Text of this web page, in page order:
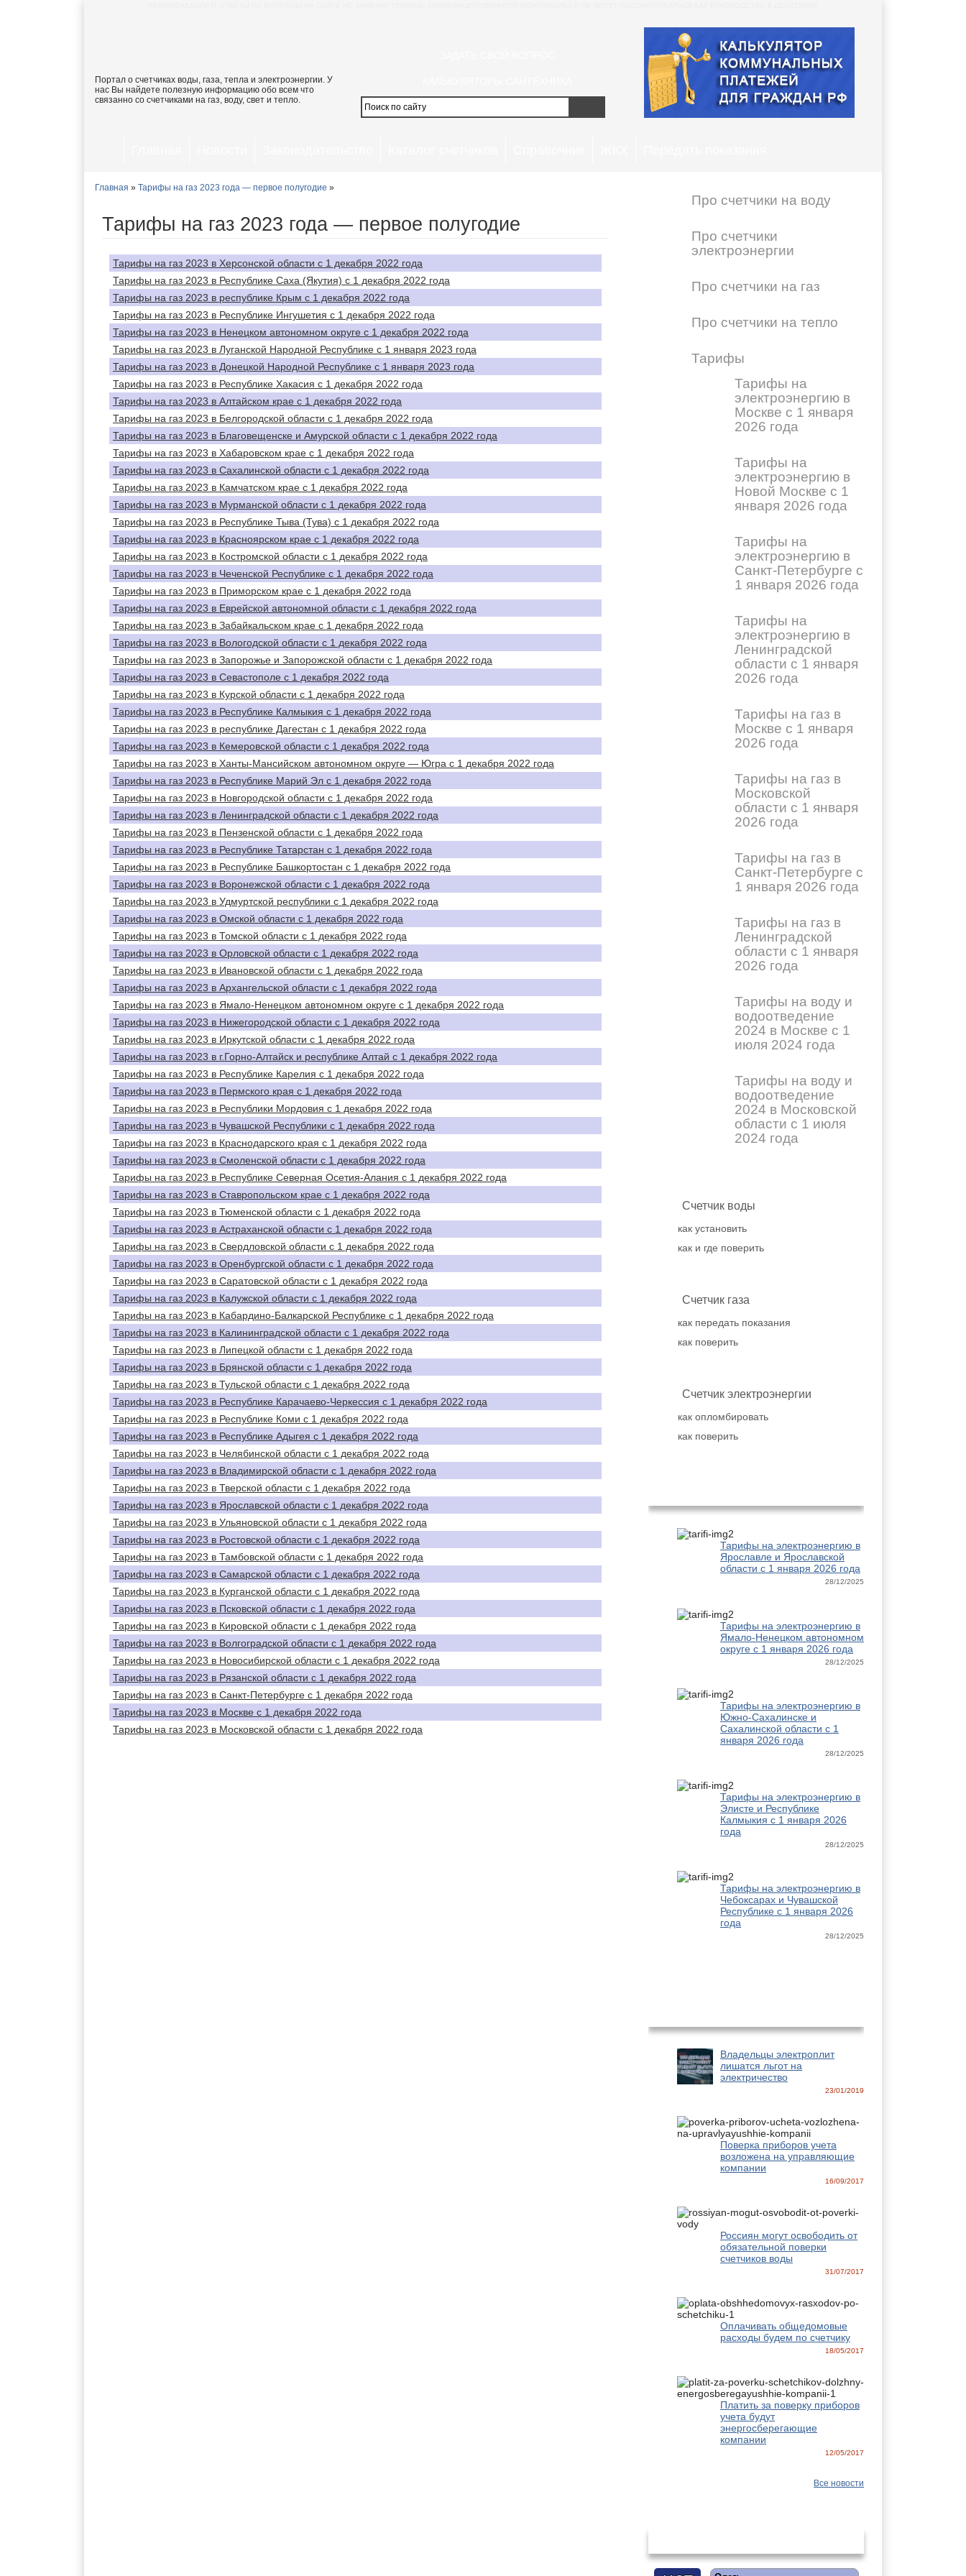
Портал о счетчиках воды, газа, тепла и электроэнергии. У
нас Вы найдете полезную информацию обо всем что
связанно со счетчиками на газ, воду, свет и тепло.
Главная » Тарифы на газ 2023 года — первое полугодие »
Тарифы на газ 2023 года — первое полугодие
Тарифы на газ 2023 в Херсонской области с 1 декабря 2022 года
Тарифы на газ 2023 в Республике Саха (Якутия) с 1 декабря 2022 года
Тарифы на газ 2023 в республике Крым с 1 декабря 2022 года
Тарифы на газ 2023 в Республике Ингушетия с 1 декабря 2022 года
Тарифы на газ 2023 в Ненецком автономном округе с 1 декабря 2022 года
Тарифы на газ 2023 в Луганской Народной Республике с 1 января 2023 года
Тарифы на газ 2023 в Донецкой Народной Республике с 1 января 2023 года
Тарифы на газ 2023 в Республике Хакасия с 1 декабря 2022 года
Тарифы на газ 2023 в Алтайском крае с 1 декабря 2022 года
Тарифы на газ 2023 в Белгородской области с 1 декабря 2022 года
Тарифы на газ 2023 в Благовещенске и Амурской области с 1 декабря 2022 года
Тарифы на газ 2023 в Хабаровском крае с 1 декабря 2022 года
Тарифы на газ 2023 в Сахалинской области с 1 декабря 2022 года
Тарифы на газ 2023 в Камчатском крае с 1 декабря 2022 года
Тарифы на газ 2023 в Мурманской области с 1 декабря 2022 года
Тарифы на газ 2023 в Республике Тыва (Тува) с 1 декабря 2022 года
Тарифы на газ 2023 в Красноярском крае с 1 декабря 2022 года
Тарифы на газ 2023 в Костромской области с 1 декабря 2022 года
Тарифы на газ 2023 в Чеченской Республике с 1 декабря 2022 года
Тарифы на газ 2023 в Приморском крае с 1 декабря 2022 года
Тарифы на газ 2023 в Еврейской автономной области с 1 декабря 2022 года
Тарифы на газ 2023 в Забайкальском крае с 1 декабря 2022 года
Тарифы на газ 2023 в Вологодской области с 1 декабря 2022 года
Тарифы на газ 2023 в Запорожье и Запорожской области с 1 декабря 2022 года
Тарифы на газ 2023 в Севастополе с 1 декабря 2022 года
Тарифы на газ 2023 в Курской области с 1 декабря 2022 года
Тарифы на газ 2023 в Республике Калмыкия с 1 декабря 2022 года
Тарифы на газ 2023 в республике Дагестан с 1 декабря 2022 года
Тарифы на газ 2023 в Кемеровской области с 1 декабря 2022 года
Тарифы на газ 2023 в Ханты-Мансийском автономном округе — Югра с 1 декабря 2022 года
Тарифы на газ 2023 в Республике Марий Эл с 1 декабря 2022 года
Тарифы на газ 2023 в Новгородской области с 1 декабря 2022 года
Тарифы на газ 2023 в Ленинградской области с 1 декабря 2022 года
Тарифы на газ 2023 в Пензенской области с 1 декабря 2022 года
Тарифы на газ 2023 в Республике Татарстан с 1 декабря 2022 года
Тарифы на газ 2023 в Республике Башкортостан с 1 декабря 2022 года
Тарифы на газ 2023 в Воронежской области с 1 декабря 2022 года
Тарифы на газ 2023 в Удмуртской республики с 1 декабря 2022 года
Тарифы на газ 2023 в Омской области с 1 декабря 2022 года
Тарифы на газ 2023 в Томской области с 1 декабря 2022 года
Тарифы на газ 2023 в Орловской области с 1 декабря 2022 года
Тарифы на газ 2023 в Ивановской области с 1 декабря 2022 года
Тарифы на газ 2023 в Архангельской области с 1 декабря 2022 года
Тарифы на газ 2023 в Ямало-Ненецком автономном округе с 1 декабря 2022 года
Тарифы на газ 2023 в Нижегородской области с 1 декабря 2022 года
Тарифы на газ 2023 в Иркутской области с 1 декабря 2022 года
Тарифы на газ 2023 в г.Горно-Алтайск и республике Алтай с 1 декабря 2022 года
Тарифы на газ 2023 в Республике Карелия с 1 декабря 2022 года
Тарифы на газ 2023 в Пермского края с 1 декабря 2022 года
Тарифы на газ 2023 в Республики Мордовия с 1 декабря 2022 года
Тарифы на газ 2023 в Чувашской Республики с 1 декабря 2022 года
Тарифы на газ 2023 в Краснодарского края с 1 декабря 2022 года
Тарифы на газ 2023 в Смоленской области с 1 декабря 2022 года
Тарифы на газ 2023 в Республике Северная Осетия-Алания с 1 декабря 2022 года
Тарифы на газ 2023 в Ставропольском крае с 1 декабря 2022 года
Тарифы на газ 2023 в Тюменской области с 1 декабря 2022 года
Тарифы на газ 2023 в Астраханской области с 1 декабря 2022 года
Тарифы на газ 2023 в Свердловской области с 1 декабря 2022 года
Тарифы на газ 2023 в Оренбургской области с 1 декабря 2022 года
Тарифы на газ 2023 в Саратовской области с 1 декабря 2022 года
Тарифы на газ 2023 в Калужской области с 1 декабря 2022 года
Тарифы на газ 2023 в Кабардино-Балкарской Республике с 1 декабря 2022 года
Тарифы на газ 2023 в Калининградской области с 1 декабря 2022 года
Тарифы на газ 2023 в Липецкой области с 1 декабря 2022 года
Тарифы на газ 2023 в Брянской области с 1 декабря 2022 года
Тарифы на газ 2023 в Тульской области с 1 декабря 2022 года
Тарифы на газ 2023 в Республике Карачаево-Черкессия с 1 декабря 2022 года
Тарифы на газ 2023 в Республике Коми с 1 декабря 2022 года
Тарифы на газ 2023 в Республике Адыгея с 1 декабря 2022 года
Тарифы на газ 2023 в Челябинской области с 1 декабря 2022 года
Тарифы на газ 2023 в Владимирской области с 1 декабря 2022 года
Тарифы на газ 2023 в Тверской области с 1 декабря 2022 года
Тарифы на газ 2023 в Ярославской области с 1 декабря 2022 года
Тарифы на газ 2023 в Ульяновской области с 1 декабря 2022 года
Тарифы на газ 2023 в Ростовской области с 1 декабря 2022 года
Тарифы на газ 2023 в Тамбовской области с 1 декабря 2022 года
Тарифы на газ 2023 в Самарской области с 1 декабря 2022 года
Тарифы на газ 2023 в Курганской области с 1 декабря 2022 года
Тарифы на газ 2023 в Псковской области с 1 декабря 2022 года
Тарифы на газ 2023 в Кировской области с 1 декабря 2022 года
Тарифы на газ 2023 в Волгоградской области с 1 декабря 2022 года
Тарифы на газ 2023 в Новосибирской области с 1 декабря 2022 года
Тарифы на газ 2023 в Рязанской области с 1 декабря 2022 года
Тарифы на газ 2023 в Санкт-Петербурге с 1 декабря 2022 года
Тарифы на газ 2023 в Москве с 1 декабря 2022 года
Тарифы на газ 2023 в Московской области с 1 декабря 2022 года
Про счетчики на воду
Про счетчики
электроэнергии
Про счетчики на газ
Про счетчики на тепло
Тарифы
Тарифы на
электроэнергию в
Москве с 1 января
2026 года
Тарифы на
электроэнергию в
Новой Москве с 1
января 2026 года
Тарифы на
электроэнергию в
Санкт-Петербурге с
1 января 2026 года
Тарифы на
электроэнергию в
Ленинградской
области с 1 января
2026 года
Тарифы на газ в
Москве с 1 января
2026 года
Тарифы на газ в
Московской
области с 1 января
2026 года
Тарифы на газ в
Санкт-Петербурге с
1 января 2026 года
Тарифы на газ в
Ленинградской
области с 1 января
2026 года
Тарифы на воду и
водоотведение
2024 в Москве с 1
июля 2024 года
Тарифы на воду и
водоотведение
2024 в Московской
области с 1 июля
2024 года
Счетчик воды
как установить
как и где поверить
Счетчик газа
как передать показания
как поверить
Счетчик электроэнергии
как опломбировать
как поверить
Тарифы на электроэнергию в
Ярославле и Ярославской
области с 1 января 2026 года
28/12/2025
Тарифы на электроэнергию в
Ямало-Ненецком автономном
округе с 1 января 2026 года
28/12/2025
Тарифы на электроэнергию в
Южно-Сахалинске и
Сахалинской области с 1
января 2026 года
28/12/2025
Тарифы на электроэнергию в
Элисте и Республике
Калмыкия с 1 января 2026
года
28/12/2025
Тарифы на электроэнергию в
Чебоксарах и Чувашской
Республике с 1 января 2026
года
28/12/2025
Владельцы электроплит
лишатся льгот на
электричество
23/01/2019
Поверка приборов учета
возложена на управляющие
компании
16/09/2017
Россиян могут освободить от
обязательной поверки
счетчиков воды
31/07/2017
Оплачивать общедомовые
расходы будем по счетчику
18/05/2017
Платить за поверку приборов
учета будут
энергосберегающие
компании
12/05/2017
Все новости